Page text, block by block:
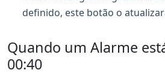
definido, este botão o
Quando um Alarme
00:40